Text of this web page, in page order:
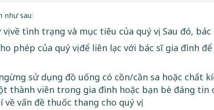
như sau:
về tình trạng và mục tiêu của quý vị. Sau đó,
phép của quý vị để liên lạc với bác sĩ gia đình
sử dụng đồ uống có cồn/cần sa hoặc chất
thành viên trong gia đình hoặc bạn bè đáng tin
vấn đề thuốc thang cho quý vị.